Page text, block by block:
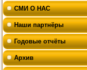
СМИ О НАС
Наши партнёры
Годовые отчёты
Архив